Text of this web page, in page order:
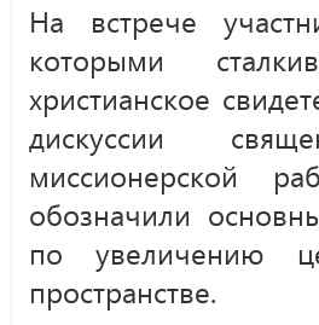
На встрече
которыми
христианское
дискуссии
миссионерской
обозначили
по увеличению
пространстве.